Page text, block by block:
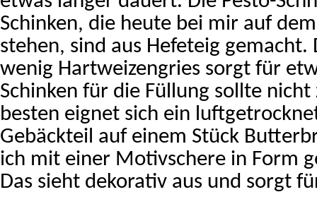
Schinken, die heute bei mir auf
stehen, sind aus Hefeteig gemacht.
wenig Hartweizengries sorgt für
Schinken für die Füllung sollte nicht
besten eignet sich ein
Gebäckteil auf einem Stück
ich mit einer Motivschere in Form
Das sieht dekorativ aus und sorgt